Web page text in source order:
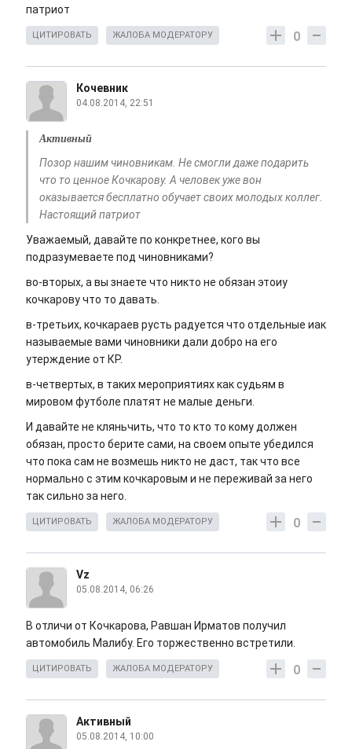
патриот
0
ЦИТИРОВАТЬ ЖАЛОБА МОДЕРАТОРУ
Кочевник
04.08.2014, 22:51
Активный
Позор нашим чиновникам. Не смогли даже подарить
что то ценное Кочкарову. А человек уже вон
оказывается бесплатно обучает своих молодых коллег.
Настоящий патриот
Уважаемый, давайте по конкретнее, кого вы
подразумеваете под чиновниками?
во-вторых, а вы знаете что никто не обязан этоиу
кочкарову что то давать.
в-третьих, кочкараев русть радуется что отдельные иак
называемые вами чиновники дали добро на его
утерждение от КР.
в-четвертых, в таких мероприятиях как судьям в
мировом футболе платят не малые деньги.
И давайте не кляньчить, что то кто то кому должен
обязан, просто берите сами, на своем опыте убедился
что пока сам не возмешь никто не даст, так что все
нормально с этим кочкаровым и не переживай за него
так сильно за него.
0
ЦИТИРОВАТЬ ЖАЛОБА МОДЕРАТОРУ
Vz
05.08.2014, 06:26
В отличи от Кочкарова, Равшан Ирматов получил
автомобиль Малибу. Его торжественно встретили.
0
ЦИТИРОВАТЬ ЖАЛОБА МОДЕРАТОРУ
Активный
05.08.2014, 10:00